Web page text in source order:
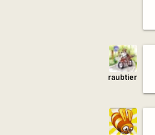
raubtier